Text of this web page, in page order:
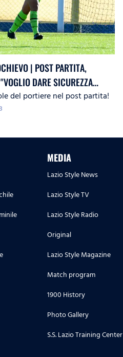
| POST PARTITA,
DARE SICUREZZA
PER CONTINUARE A
del portiere nel post partita!
MEDIA
Lazio Style News
Lazio Style TV
Lazio Style Radio
Original
Lazio Style Magazine
Match program
1900 History
Photo Gallery
S.S. Lazio Training Center